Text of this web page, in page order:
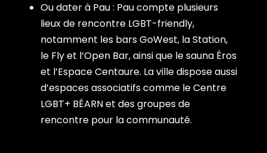
Ou dater à Pau : Pau compte plusieurs
lieux de rencontre LGBT-friendly,
notamment les bars GoWest, la Station,
le Fly et l’Open Bar, ainsi que le sauna Éros
et l’Espace Centaure. La ville dispose aussi
d’espaces associatifs comme le Centre
LGBT+ BÉARN et des groupes de
rencontre pour la communauté.